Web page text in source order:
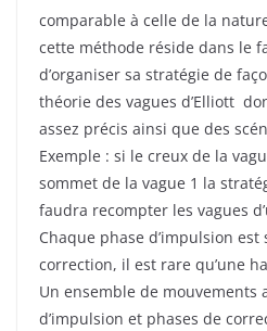
comparable à celle de la
cette méthode réside dans le
d’organiser sa stratégie de
théorie des vagues d’Elliott
assez précis ainsi que des
Exemple : si le creux de la
sommet de la vague 1 la
faudra recompter les vagues
Chaque phase d’impulsion est
correction, il est rare qu’une
Un ensemble de mouvements
d’impulsion et phases de